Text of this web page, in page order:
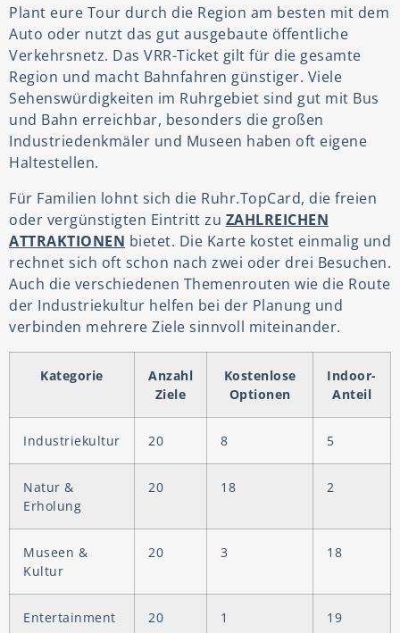
Plant eure Tour durch die Region am besten mit dem
Auto oder nutzt das gut ausgebaute öffentliche
Verkehrsnetz. Das VRR-Ticket gilt für die gesamte
Region und macht Bahnfahren günstiger. Viele
Sehenswürdigkeiten im Ruhrgebiet sind gut mit Bus
und Bahn erreichbar, besonders die großen
Industriedenkmäler und Museen haben oft eigene
Haltestellen.
Für Familien lohnt sich die Ruhr.TopCard, die freien
oder vergünstigten Eintritt zu ZAHLREICHEN
ATTRAKTIONEN bietet. Die Karte kostet einmalig und
rechnet sich oft schon nach zwei oder drei Besuchen.
Auch die verschiedenen Themenrouten wie die Route
der Industriekultur helfen bei der Planung und
verbinden mehrere Ziele sinnvoll miteinander.
Kategorie
Anzahl
Ziele
Kostenlose
Optionen
Indoor-
Anteil
Industriekultur 20 8 5
Natur &
Erholung
20 18 2
Museen &
Kultur
20 3 18
Entertainment 20 1 19